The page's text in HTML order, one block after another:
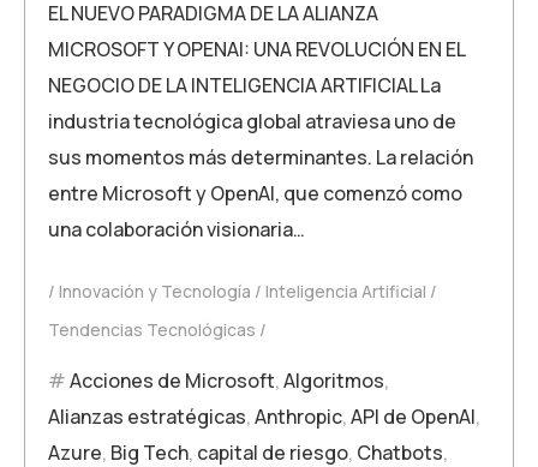
EL NUEVO PARADIGMA DE LA ALIANZA
MICROSOFT Y OPENAI: UNA REVOLUCIÓN EN EL
NEGOCIO DE LA INTELIGENCIA ARTIFICIAL La
industria tecnológica global atraviesa uno de
sus momentos más determinantes. La relación
entre Microsoft y OpenAI, que comenzó como
una colaboración visionaria…
Innovación y Tecnología
Inteligencia Artificial
Tendencias Tecnológicas
Acciones de Microsoft,Algoritmos,
Alianzas estratégicas,Anthropic,API de OpenAI,
Azure, Big Tech, capital de riesgo, Chatbots,